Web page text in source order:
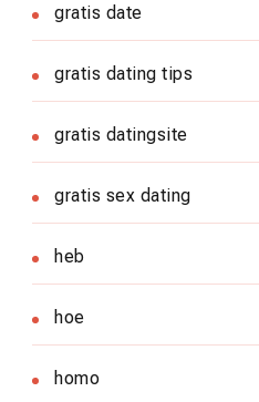
gratis date
gratis dating tips
gratis datingsite
gratis sex dating
heb
hoe
homo